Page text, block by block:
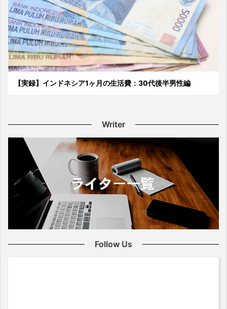
【実録】インドネシア1ヶ月の生活費：30代後半男性編
Writer
Follow Us